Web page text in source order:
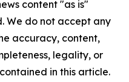
content "as is"
We do not accept any
accuracy, content,
legality, or
in this article.